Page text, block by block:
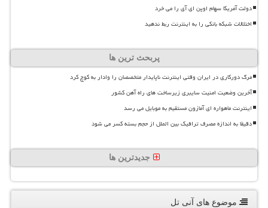
دولت آمریکا سهام اوپن ای آی را می خرد
اختلالات شبکه بانکی را به اینترنت ربط ندهید
پربحث ترین ها
مرگ دورکاری در ایران وقتی اینترنت ناپایدار متخصصان را وادار به کوچ کرد
آخرین وضعیت امنیت سایبری زیرساخت های راه آهن کشور
اینترنت ماهواره ای آمازون مستقیم به موبایل می رسد
دقیقا به اندازه مصرف ترافیک بین الملل از حجم بسته کسر می شود
جدیدترین ها
موضوع های آنی تل